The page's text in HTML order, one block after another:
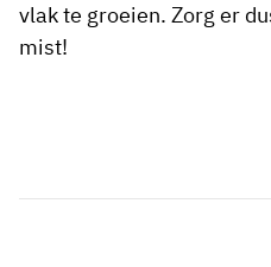
vlak te groeien. Zorg er
mist!